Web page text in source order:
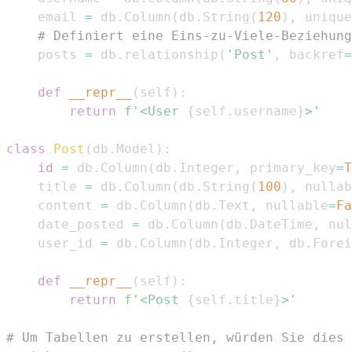
    email
= db . Column ( db . String ( 120 ) ,
unique
# Definiert eine Eins-zu-Viele-
    posts
= db . relationship ( 'Post' , backref=
def __repr__ ( self ) :
return
f'<User { self . username}>'
class Post ( db . Model ) :
id
= db . Column ( db . Integer , primary_key=
    title
= db . Column ( db . String ( 100 ) ,
    content
= db . Column ( db . Text , nullable=
    date_posted
= db . Column ( db . DateTime ,
    user_id
= db . Column ( db . Integer , db .
def __repr__ ( self ) :
return
f'<Post { self . title}>'
# Um Tabellen zu erstellen, würden Sie